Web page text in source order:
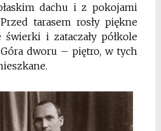
dachu i z pokojami
tarasem rosły piękne
i zataczały półkole
dworu – piętro, w tych